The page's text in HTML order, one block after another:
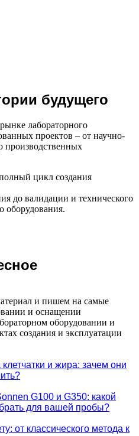
будущего
лабораторного
проектов – от научно-
производственных
цикл создания
до валидации и технического
оборудования.
и пишем на самые
и оснащении
оборудовании и
создания и эксплуатации
и жира: зачем они
G100 и G350: какой
для вашей пробы?
от классического метода к